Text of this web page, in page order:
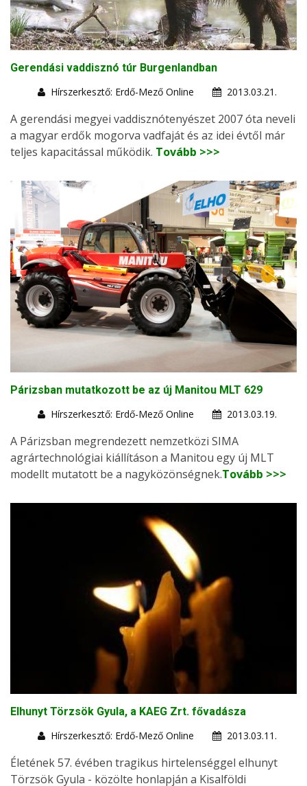
Gerendási vaddisznó túr Burgenlandban
Hírszerkesztő: Erdő-Mező Online
2013.03.21.
A gerendási megyei vaddisznótenyészet 2007 óta neveli
a magyar erdők mogorva vadfaját és az idei évtől már
teljes kapacitással működik. Tovább >>>
Párizsban mutatkozott be az új Manitou MLT 629
Hírszerkesztő: Erdő-Mező Online
2013.03.19.
A Párizsban megrendezett nemzetközi SIMA
agrártechnológiai kiállításon a Manitou egy új MLT
modellt mutatott be a nagyközönségnek.Tovább >>>
Elhunyt Törzsök Gyula, a KAEG Zrt. fővadásza
Hírszerkesztő: Erdő-Mező Online
2013.03.11.
Életének 57. évében tragikus hirtelenséggel elhunyt
Törzsök Gyula - közölte honlapján a Kisalföldi